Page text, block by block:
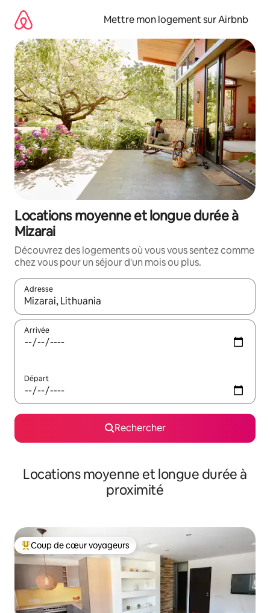
directement
contenu
Mettre mon logement sur Airbnb
Locations moyenne et longue durée à
Mizarai
Découvrez des logements où vous vous sentez comme
chez vous pour un séjour d'un mois ou plus.
Adresse
Lorsque les résultats s'affichent, utilisez les flèches vers le
Arrivée
Départ
Rechercher
Locations moyenne et longue durée à
proximité
Coups de cœur voyageurs les plus appréciés
Coup de cœur voyageurs